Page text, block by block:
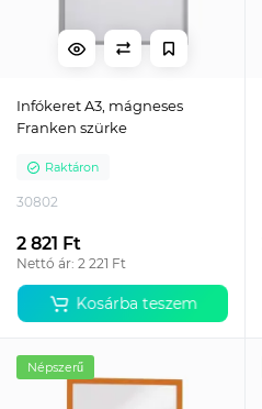
Infókeret A3, mágneses
Franken szürke
Raktáron
30802
2 821 Ft
Nettó ár: 2 221 Ft
Kosárba teszem
Népszerű